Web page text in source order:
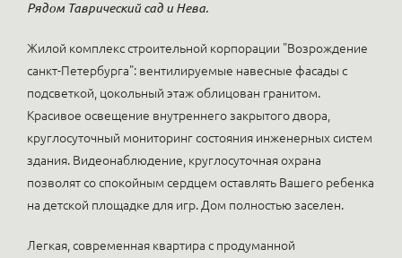
Рядом Таврический сад и Нева.
Жилой комплекс строительной корпорации "Возрождение
санкт-Петербурга": вентилируемые навесные фасады с
подсветкой, цокольный этаж облицован гранитом.
Красивое освещение внутреннего закрытого двора,
круглосуточный мониторинг состояния инженерных систем
здания. Видеонаблюдение, круглосуточная охрана
позволят со спокойным сердцем оставлять Вашего ребенка
на детской площадке для игр. Дом полностью заселен.
Легкая, современная квартира с продуманной